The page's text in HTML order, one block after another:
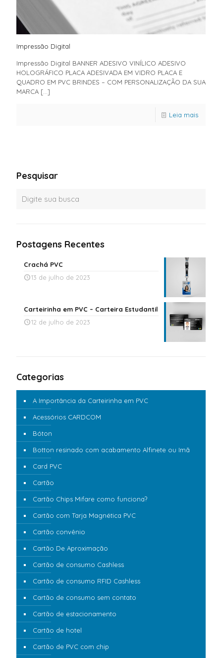
Impressão Digital
Impressão Digital BANNER ADESIVO VINÍLICO ADESIVO
HOLOGRÁFICO PLACA ADESIVADA EM VIDRO PLACA E
QUADRO EM PVC BRINDES – COM PERSONALIZAÇÃO DA SUA
MARCA […]
Leia mais
Pesquisar
Postagens Recentes
Crachá PVC
13 de julho de 2023
Carteirinha em PVC – Carteira Estudantil
12 de julho de 2023
Categorias
A Importância da Carteirinha em PVC
Acessórios CARDCOM
Bóton
Botton resinado com acabamento Alfinete ou Imã
Card PVC
Cartão
Cartão Chips Mifare como funciona?
Cartão com Tarja Magnética PVC
Cartão convênio
Cartão De Aproximação
Cartão de consumo Cashless
Cartão de consumo RFID Cashless
Cartão de consumo sem contato
Cartão de estacionamento
Cartão de hotel
Cartão de PVC com chip